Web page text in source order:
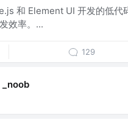
和 Element UI 开发的低
效率。...
129
_noob